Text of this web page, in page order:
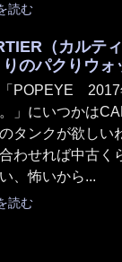
読む
（カルテ
りのパクりウォ
POPEYE
」にいつかは
タンクが欲しい
わせれば中古く
、怖いから...
読む